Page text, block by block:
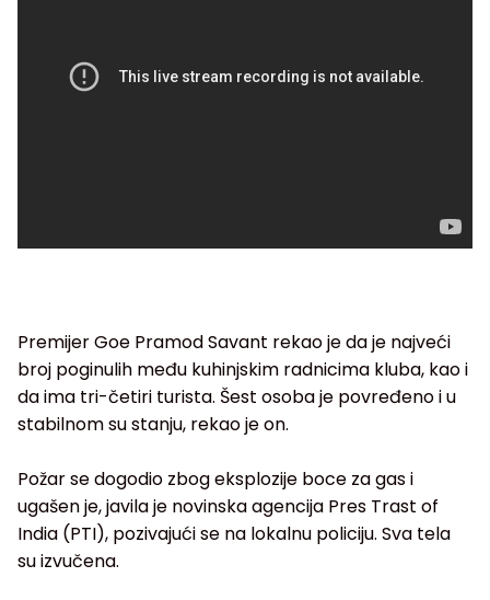
Premijer Goe Pramod Savant rekao je da je najveći
broj poginulih među kuhinjskim radnicima kluba, kao i
da ima tri-četiri turista. Šest osoba je povređeno i u
stabilnom su stanju, rekao je on.
Požar se dogodio zbog eksplozije boce za gas i
ugašen je, javila je novinska agencija Pres Trast of
India (PTI), pozivajući se na lokalnu policiju. Sva tela
su izvučena.